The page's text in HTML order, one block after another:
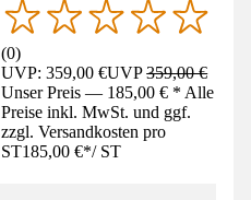
(0)
UVP: 359,00 €UVP359,00 €
Unser Preis — 185,00 € * Alle
Preise inkl. MwSt. und ggf.
zzgl. Versandkosten pro
ST185,00 €*/ ST